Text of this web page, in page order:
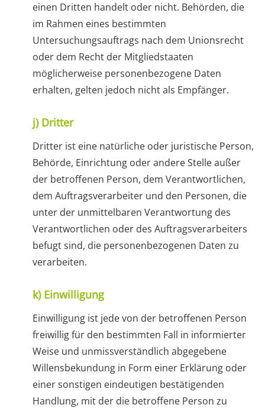
einen Dritten handelt oder nicht. Behörden, die
im Rahmen eines bestimmten
Untersuchungsauftrags nach dem Unionsrecht
oder dem Recht der Mitgliedstaaten
möglicherweise personenbezogene Daten
erhalten, gelten jedoch nicht als Empfänger.
j) Dritter
Dritter ist eine natürliche oder juristische Person,
Behörde, Einrichtung oder andere Stelle außer
der betroffenen Person, dem Verantwortlichen,
dem Auftragsverarbeiter und den Personen, die
unter der unmittelbaren Verantwortung des
Verantwortlichen oder des Auftragsverarbeiters
befugt sind, die personenbezogenen Daten zu
verarbeiten.
k) Einwilligung
Einwilligung ist jede von der betroffenen Person
freiwillig für den bestimmten Fall in informierter
Weise und unmissverständlich abgegebene
Willensbekundung in Form einer Erklärung oder
einer sonstigen eindeutigen bestätigenden
Handlung, mit der die betroffene Person zu